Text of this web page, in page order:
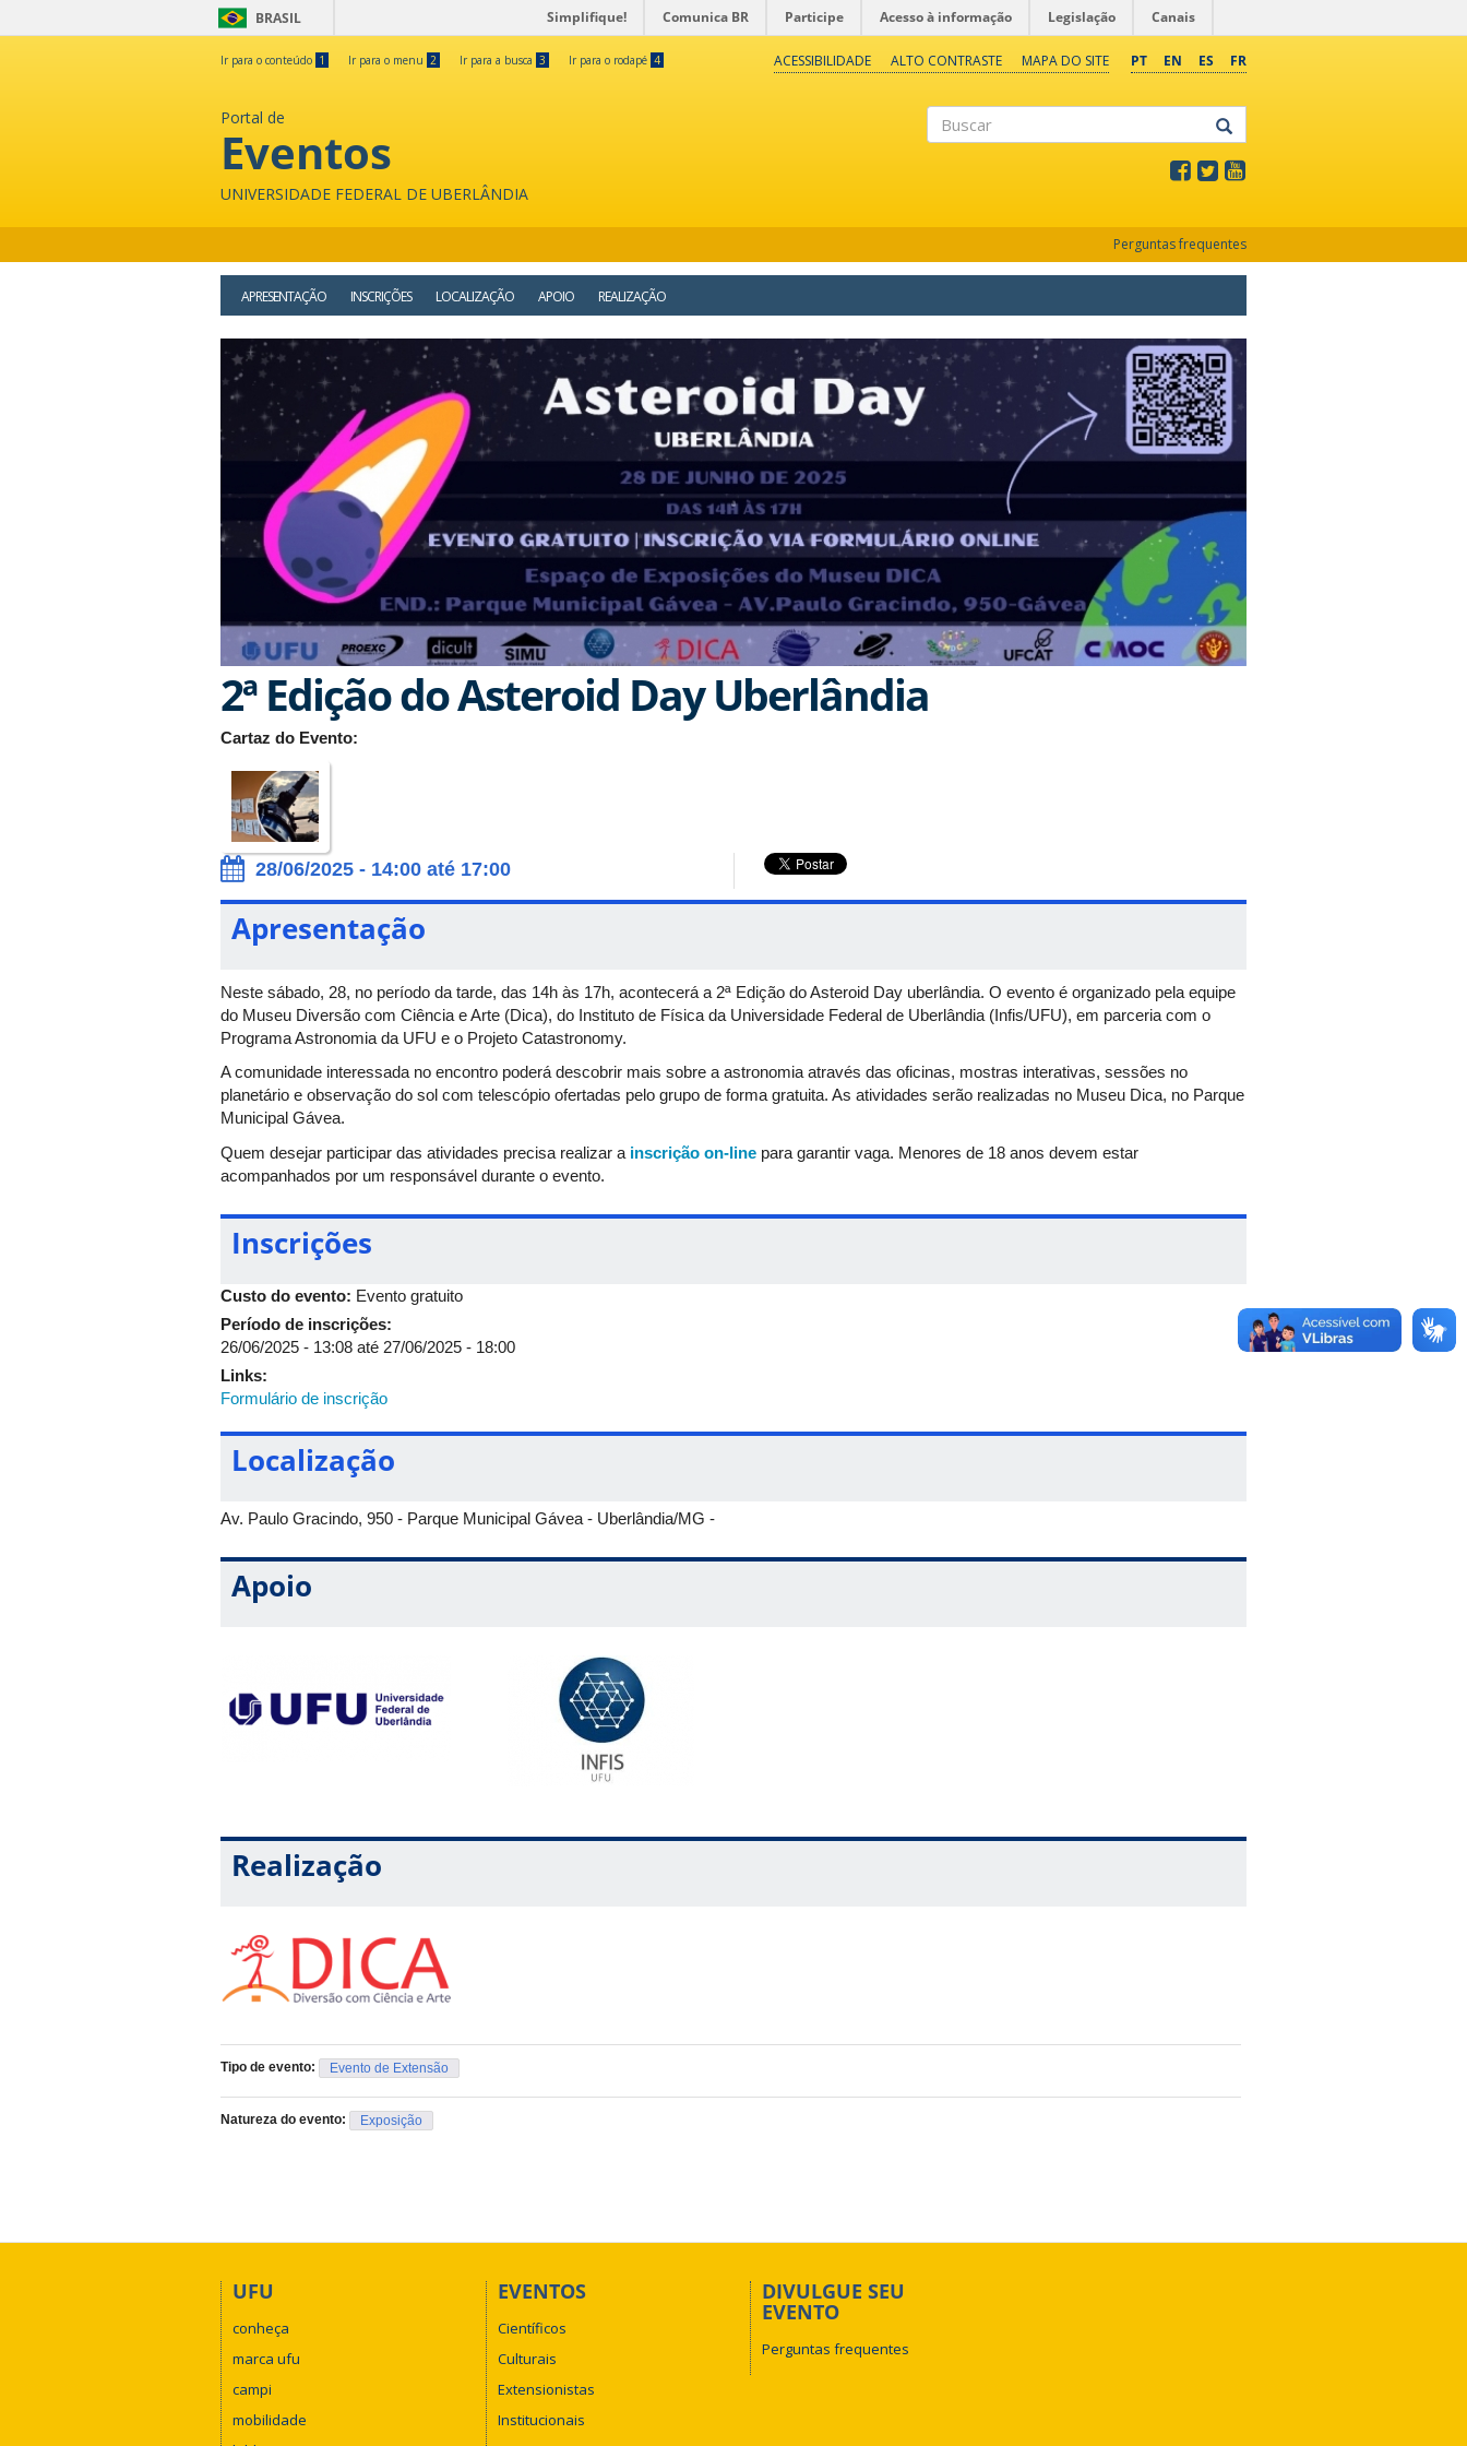
BRASIL Simplifique! Comunica BR Participe Acesso à informação Legislação Canais
Ir para o conteúdo 1 Ir para o menu 2 Ir para a busca 3 Ir para o rodapé 4 PT EN ES FR
ACESSIBILIDADE ALTO CONTRASTE MAPA DO SITE
Portal de
Eventos
UNIVERSIDADE FEDERAL DE UBERLÂNDIA
Perguntas frequentes
APRESENTAÇÃO INSCRIÇÕES LOCALIZAÇÃO APOIO REALIZAÇÃO
2ª Edição do Asteroid Day Uberlândia
Cartaz do Evento:
28/06/2025 - 14:00 até 17:00
Apresentação
Neste sábado, 28, no período da tarde, das 14h às 17h, acontecerá a 2ª Edição do Asteroid Day uberlândia. O evento é organizado pela equipe
do Museu Diversão com Ciência e Arte (Dica), do Instituto de Física da Universidade Federal de Uberlândia (Infis/UFU), em parceria com o
Programa Astronomia da UFU e o Projeto Catastronomy.
A comunidade interessada no encontro poderá descobrir mais sobre a astronomia através das oficinas, mostras interativas, sessões no
planetário e observação do sol com telescópio ofertadas pelo grupo de forma gratuita. As atividades serão realizadas no Museu Dica, no Parque
Municipal Gávea.
Quem desejar participar das atividades precisa realizar a inscrição on-line para garantir vaga. Menores de 18 anos devem estar
acompanhados por um responsável durante o evento.
Inscrições
Custo do evento: Evento gratuito
Período de inscrições:
26/06/2025 - 13:08 até 27/06/2025 - 18:00
Links:
Formulário de inscrição
Localização
Av. Paulo Gracindo, 950 - Parque Municipal Gávea - Uberlândia/MG -
Apoio
Realização
Tipo de evento: Evento de Extensão
Natureza do evento: Exposição
UFU
conheça
marca ufu
campi
mobilidade
EVENTOS
Científicos
Culturais
Extensionistas
Institucionais
DIVULGUE SEU
EVENTO
Perguntas frequentes